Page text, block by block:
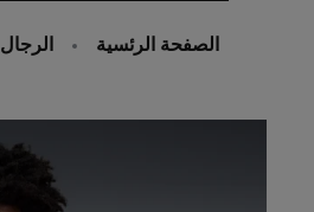
الصفحة الرئسية الرجال